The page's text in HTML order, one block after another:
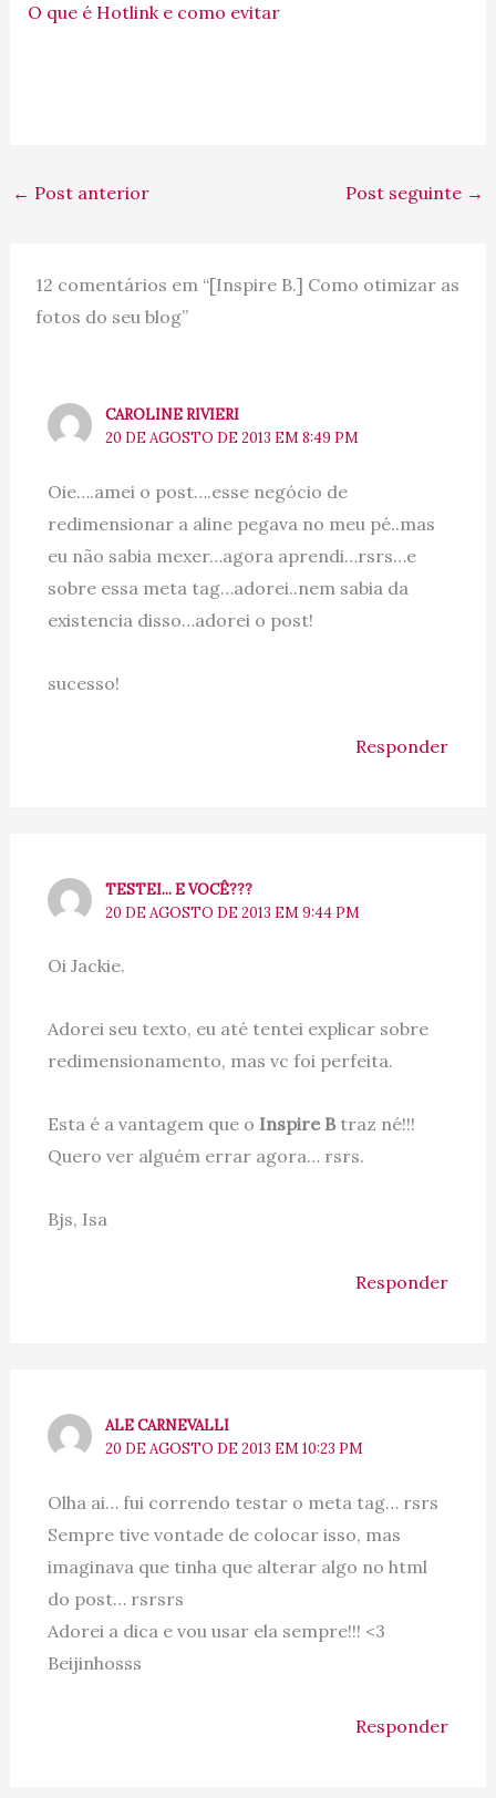
O que é Hotlink e como evitar
← Post anterior Post seguinte →
12 comentários em “[Inspire B.] Como otimizar as
fotos do seu blog”
CAROLINE RIVIERI
20 DE AGOSTO DE 2013 EM 8:49 PM
Oie….amei o post….esse negócio de
redimensionar a aline pegava no meu pé..mas
eu não sabia mexer…agora aprendi…rsrs…e
sobre essa meta tag…adorei..nem sabia da
existencia disso…adorei o post!
sucesso!
Responder
TESTEI... E VOCÊ???
20 DE AGOSTO DE 2013 EM 9:44 PM
Oi Jackie.
Adorei seu texto, eu até tentei explicar sobre
redimensionamento, mas vc foi perfeita.
Esta é a vantagem que o Inspire Btraz né!!!
Quero ver alguém errar agora… rsrs.
Bjs, Isa
Responder
ALE CARNEVALLI
20 DE AGOSTO DE 2013 EM 10:23 PM
Olha ai… fui correndo testar o meta tag… rsrs
Sempre tive vontade de colocar isso, mas
imaginava que tinha que alterar algo no html
do post… rsrsrs
Adorei a dica e vou usar ela sempre!!! <3
Beijinhosss
Responder